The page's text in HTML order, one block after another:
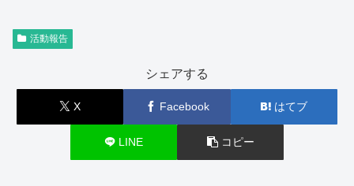
活動報告
シェアする
X Facebook はてブ
LINE コピー